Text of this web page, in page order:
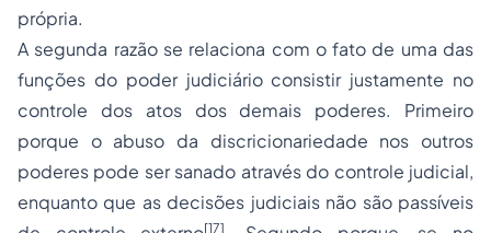
própria.
A segunda razão se relaciona com o fato de uma das
funções do poder judiciárioconsistir justamente no
controle dos atos dos demais poderes. Primeiro
porque o abuso da discricionariedade nos outros
poderes pode ser sanado através do controle judicial,
enquanto que as decisões judiciais não são passíveis
[17]